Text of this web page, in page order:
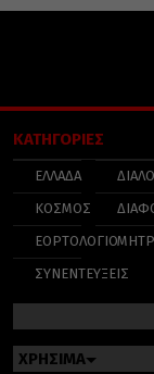
ΚΑΤΗΓΟΡΙΕΣ
ΕΛΛΑΔΑ
ΚΟΣΜΟΣ
ΕΟΡΤΟΛΟΓΙΟ
ΣΥΝΕΝΤΕΥΞΕΙΣ
ΧΡΗΣΙΜΑ